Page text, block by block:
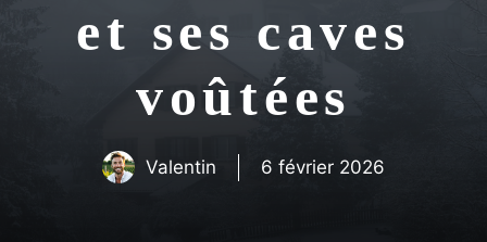
et ses caves
voûtées
Valentin 6 février 2026